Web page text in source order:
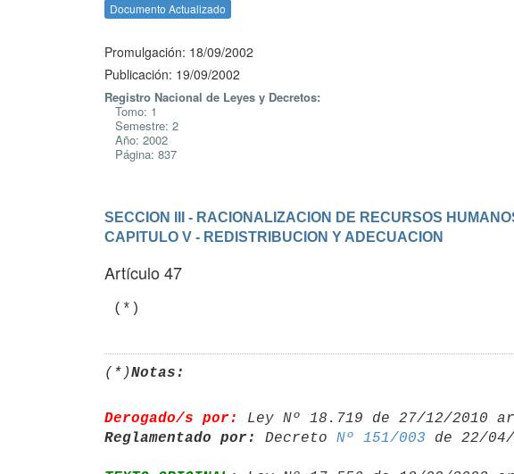
Documento Actualizado
Promulgación: 18/09/2002
Publicación: 19/09/2002
Registro Nacional de Leyes y Decretos:
Tomo: 1
Semestre: 2
Año: 2002
Página: 837
SECCION III - RACIONALIZACION DE RECURSOS
CAPITULO V - REDISTRIBUCION Y ADECUACION
Artículo 47
(*)
(*)Notas:
Derogado/s por: Ley Nº 18.719 de 27/12/2010
Reglamentado por:
Decreto Nº 151/003